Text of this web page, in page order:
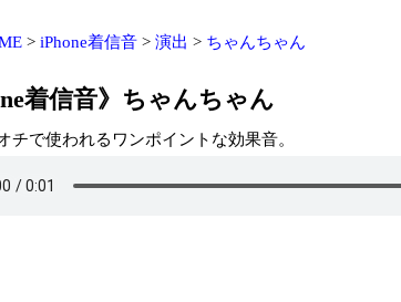
iPhone着信音 演出 ちゃんちゃん
着信音》ちゃんちゃん
チで使われるワンポイントな効果音。